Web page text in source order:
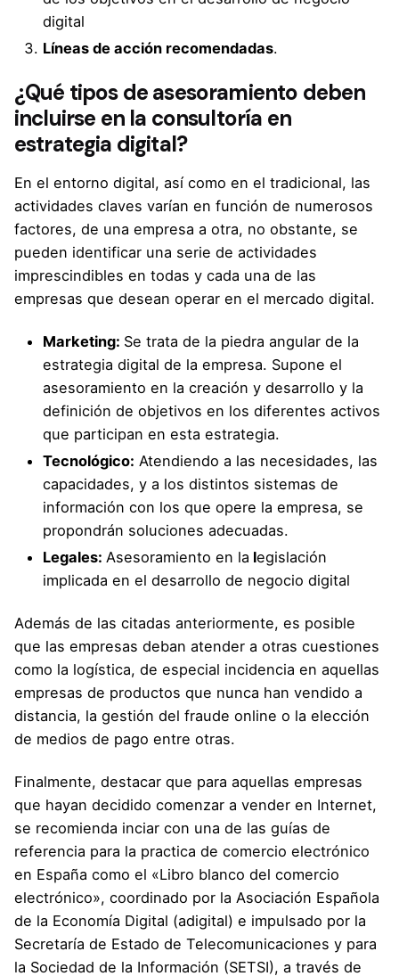
digital
Líneas de acción recomendadas.
¿Qué tipos de asesoramiento deben
incluirse en la consultoría en
estrategia digital?
En el entorno digital, así como en el tradicional, las
actividades claves varían en función de numerosos
factores, de una empresa a otra, no obstante, se
pueden identificar una serie de actividades
imprescindibles en todas y cada una de las
empresas que desean operar en el mercado digital.
Marketing: Se trata de la piedra angular de la
estrategia digital de la empresa. Supone el
asesoramiento en la creación y desarrollo y la
definición de objetivos en los diferentes activos
que participan en esta estrategia.
Tecnológico: Atendiendo a las necesidades, las
capacidades, y a los distintos sistemas de
información con los que opere la empresa, se
propondrán soluciones adecuadas.
Legales: Asesoramiento en la legislación
implicada en el desarrollo de negocio digital
Además de las citadas anteriormente, es posible
que las empresas deban atender a otras cuestiones
como la logística, de especial incidencia en aquellas
empresas de productos que nunca han vendido a
distancia, la gestión del fraude online o la elección
de medios de pago entre otras.
Finalmente, destacar que para aquellas empresas
que hayan decidido comenzar a vender en Internet,
se recomienda inciar con una de las guías de
referencia para la practica de comercio electrónico
en España como el «Libro blanco del comercio
electrónico», coordinado por la Asociación Española
de la Economía Digital (adigital) e impulsado por la
Secretaría de Estado de Telecomunicaciones y para
la Sociedad de la Información (SETSI), a través de